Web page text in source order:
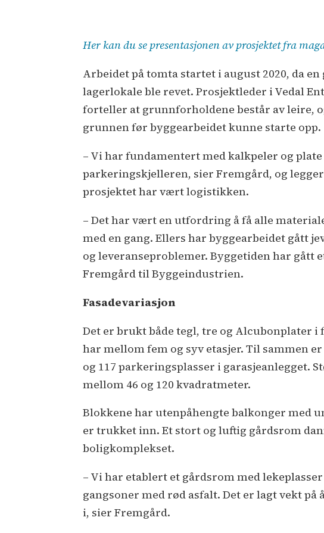
Her kan du se presentasjonen av prosjektet fra
Arbeidet på tomta startet i august 2020, da
lagerlokale ble revet. Prosjektleder i Vedal
forteller at grunnforholdene består av leire,
grunnen før byggearbeidet kunne starte opp.
– Vi har fundamentert med kalkpeler og
parkeringskjelleren, sier Fremgård, og
prosjektet har vært logistikken.
– Det har vært en utfordring å få alle
med en gang. Ellers har byggearbeidet gått
og leveranseproblemer. Byggetiden har gått
Fremgård til Byggeindustrien.
Fasadevariasjon
Det er brukt både tegl, tre og Alcubonplater i
har mellom fem og syv etasjer. Til sammen
og 117 parkeringsplasser i garasjeanlegget.
mellom 46 og 120 kvadratmeter.
Blokkene har utenpåhengte balkonger med
er trukket inn. Et stort og luftig gårdsrom
boligkomplekset.
– Vi har etablert et gårdsrom med
gangsoner med rød asfalt. Det er lagt vekt på
i, sier Fremgård.